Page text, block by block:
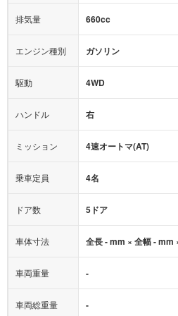
ミュージックプレイヤー接続可
後席モニター
サ
アクセル踏み間違い（誤発進）防止
アダプティブクルーズコントロール
ヒルディセントコントロール
オートマチックハイビーム
排気量 660cc
エンジン種別 ガソリン
駆動 4WD
ハンドル 右
ミッション 4速オートマ(AT)
乗車定員 4名
ドア数 5ドア
車体寸法 全長 - mm × 全幅 - mm
車両重量 -
車両総重量 -